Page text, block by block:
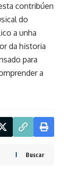
contribúen
do
a unha
da historia
para
a
Buscar